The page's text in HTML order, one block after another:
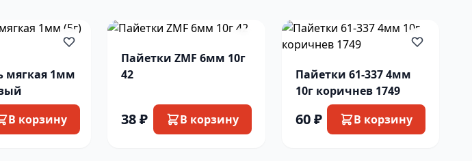
мягкая 1мм
В корзину
Пайетки ZMF 6мм 10г
42
38 ₽ В корзину
Пайетки 61-337 4мм
10г коричнев 1749
60 ₽ В корзину